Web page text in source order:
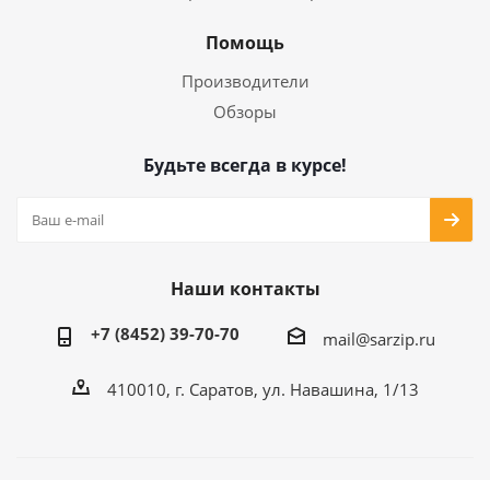
Помощь
Производители
Обзоры
Будьте всегда в курсе!
Наши контакты
+7 (8452) 39-70-70 mail@sarzip.ru
410010, г. Саратов, ул. Навашина, 1/13